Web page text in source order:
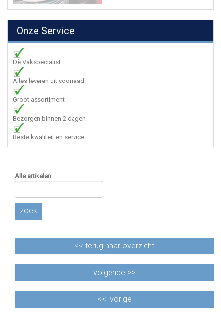
Onze Service
Dè Vakspecialist
Alles leveren uit voorraad
Groot assortiment
Bezorgen binnen 2 dagen
Beste kwaliteit en service
Alle artikelen
zoek
<< terug naar overzicht
volgende >>
<< vorige